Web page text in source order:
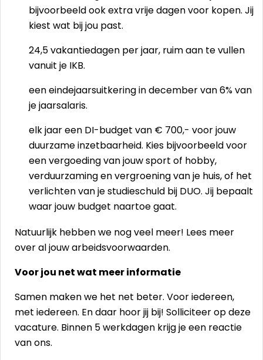
bijvoorbeeld ook extra vrije dagen voor kopen. Jij
kiest wat bij jou past.
24,5 vakantiedagen per jaar, ruim aan te vullen
vanuit je IKB.
een eindejaarsuitkering in december van 6% van
je jaarsalaris.
elk jaar een DI-budget van € 700,- voor jouw
duurzame inzetbaarheid. Kies bijvoorbeeld voor
een vergoeding van jouw sport of hobby,
verduurzaming en vergroening van je huis, of het
verlichten van je studieschuld bij DUO. Jij bepaalt
waar jouw budget naartoe gaat.
Natuurlijk hebben we nog veel meer! Lees meer
over al jouwarbeidsvoorwaarden.
Voor jou net wat meer informatie
Samen maken we het net beter. Voor iedereen,
met iedereen. En daar hoor jij bij! Solliciteer op deze
vacature. Binnen 5 werkdagen krijg je een reactie
van ons.